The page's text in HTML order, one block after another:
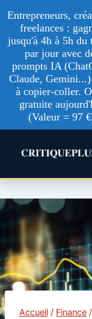
Accueil / Finance /
Entrepreneurs,
freelances :
jusqu'à 4h à 5h du
par jour avec
prompts IA
Claude, Gemini...)
à copier-coller.
gratuite
(Valeur = 97